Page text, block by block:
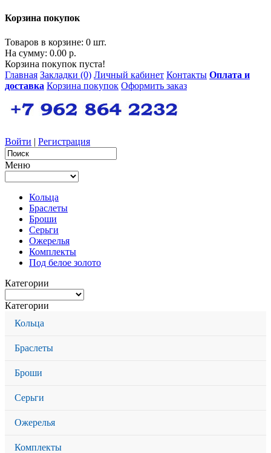
Корзина покупок
Товаров в корзине: 0 шт.
На сумму: 0.00 р.
Корзина покупок пуста!
Главная Закладки (0) Личный кабинет Контакты Оплата и
доставка Корзина покупок Оформить заказ
Войти | Регистрация
Меню
Кольца
Браслеты
Броши
Серьги
Ожерелья
Комплекты
Под белое золото
Категории
Категории
Кольца
Браслеты
Броши
Серьги
Ожерелья
Комплекты